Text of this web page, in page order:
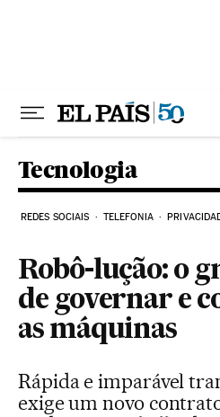
Tecnologia
REDES SOCIAIS TELEFONIA
Robô-lução: o
de governar e
as máquinas
Rápida e imparável
exige um novo